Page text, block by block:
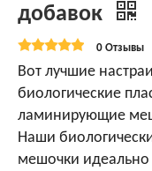
добавок
0 Отзывы
Вот лучшие
биологические
ламинирующие
Наши
мешочки идеально